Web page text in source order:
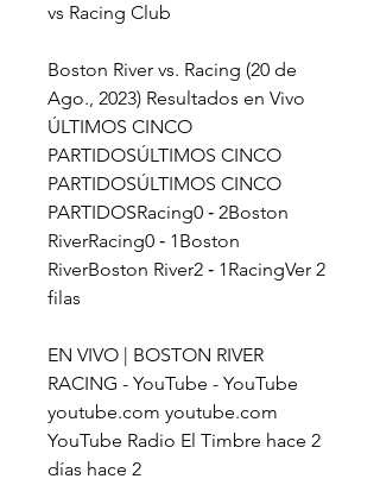
vs Racing Club
Boston River vs. Racing (20 de
Ago., 2023) Resultados en Vivo
ÚLTIMOS CINCO
PARTIDOSÚLTIMOS CINCO
PARTIDOSÚLTIMOS CINCO
PARTIDOSRacing0 ‑ 2Boston
RiverRacing0 ‑ 1Boston
RiverBoston River2 ‑ 1RacingVer 2
filas
EN VIVO | BOSTON RIVER
RACING - YouTube - YouTube
youtube.com youtube.com
YouTube Radio El Timbre hace 2
días hace 2